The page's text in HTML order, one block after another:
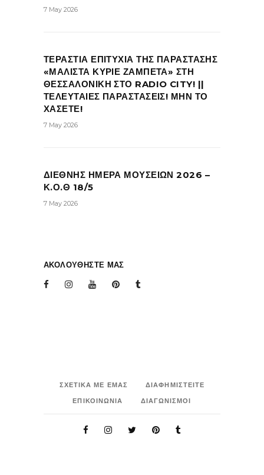
7 May 2026
ΤΕΡΑΣΤΙΑ ΕΠΙΤΥΧΙΑ ΤΗΣ ΠΑΡΑΣΤΑΣΗΣ
«ΜΑΛΙΣΤΑ ΚΥΡΙΕ ΖΑΜΠΕΤΑ» ΣΤΗ
ΘΕΣΣΑΛΟΝΙΚΗ ΣΤΟ RADIO CITY! ||
ΤΕΛΕΥΤΑΙΕΣ ΠΑΡΑΣΤΑΣΕΙΣ! ΜΗΝ ΤΟ
ΧΑΣΕΤΕ!
7 May 2026
ΔΙΕΘΝΗΣ ΗΜΕΡΑ ΜΟΥΣΕΙΩΝ 2026 –
Κ.Ο.Θ 18/5
7 May 2026
ΑΚΟΛΟΥΘΗΣΤΕ ΜΑΣ
ΣΧΕΤΙΚΑ ΜΕ ΕΜΑΣ
ΔΙΑΦΗΜΙΣΤΕΙΤΕ
ΕΠΙΚΟΙΝΩΝΙΑ
ΔΙΑΓΩΝΙΣΜΟΙ